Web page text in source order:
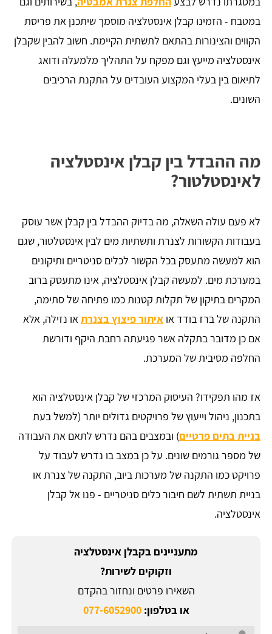
במטבח - הזמינו קבלן אינסטלציה מוסמך שיתכנן את פריסת
הקווים והצינורות בהתאם לתשתית הקיימת. חשוב להבין שקבלן
אינסטלציה מייעץ וגם מפקח על התהליך מלמעלה ודואג
לתיאום בין בעלי המקצוע העובדים על התקנת הרכיבים
השונים.
מה ההבדל בין קבלן אינסטלציה
לאינסטלטור?
לא פעם עולה השאלה, מה בדיוק ההבדל בין קבלן אשר עוסק
בעבודות הקשורות לצנרת ותשתיות מים לבין אינסטלטור, שגם
הוא למעשה מתעסק בכל הקשור לכלים סניטריים ותיקונים
במערכת מים. למעשה קבלן אינסטלציה, אינו מתעסק ברוב
המקרים בתיקון של תקלות קטנות כמו פתיחה של סתימה,
התקנה של ברז בודד או איתור פיצוץ בצנרתאו נזילה, אלא
אם כן מדובר בתקלה אשר פגיעתה רחבת היקף ודורשת
החלפה מסיבית של המערכת.
אז מהו תפקידו? העיסוק המרכזי של קבלן אינסטלציה הוא
בתכנון, ניהול וייעוץ של פרויקטים גדולים יותר (למשל בעת
בניית בתים פרטיים) ובמצבים בהם נדרש לתאם את העבודה
של מספר גורמים שונים. על כן במצב בו נדרש לעבוד על
פרויקט כמו התקנה של מערכות ביוב, התקנה של צנרת או
בניית תשתית לשם חיבור כלים סניטריים - פנו אל קבלן
אינסטלציה.
מתעניינים בקבלן אינסטלציה
וזקוקים לשירות?
השאירו פרטים ונחזור בהקדם
או בטלפון:077-6052900